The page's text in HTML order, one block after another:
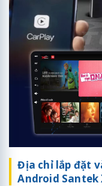
Địa chỉ lắp đặt
Android Santek